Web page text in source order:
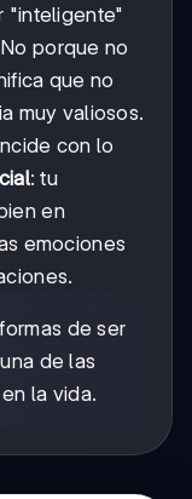
"inteligente"
porque no
que no
muy valiosos.
con lo
: tu
en
emociones
de ser
de las
la vida.